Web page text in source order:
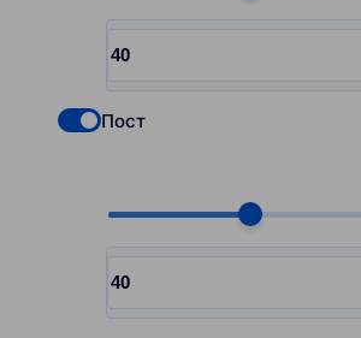
Choose quantity, pcs
Input quantity, pcs
Check if you want to select
Пост
Choose quantity, pcs
Input quantity, pcs